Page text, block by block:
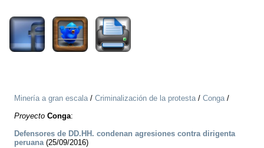
Minería a gran escala/ Criminalización de la protesta/ Conga/
Proyecto Conga:
Defensores de DD.HH. condenan agresiones contra dirigenta
peruana(25/09/2016)